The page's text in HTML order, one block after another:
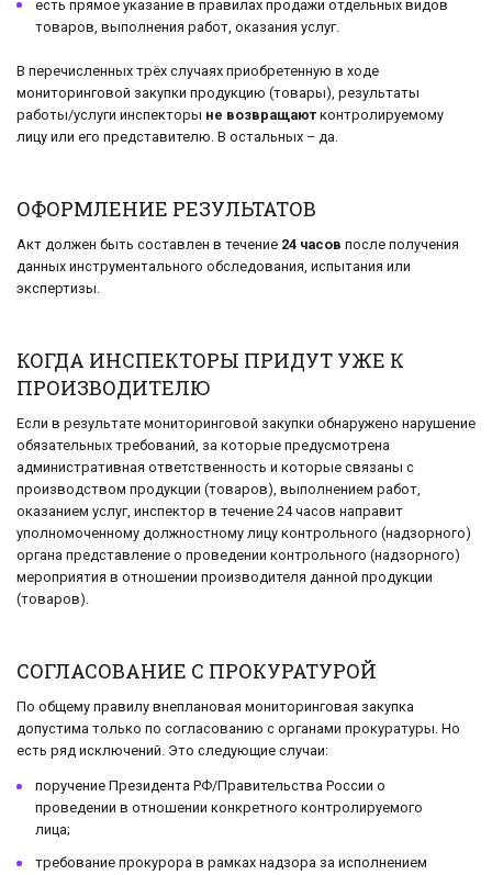
есть прямое указание в правилах продажи отдельных видов
товаров, выполнения работ, оказания услуг.
В перечисленных трёх случаях приобретенную в ходе
мониторинговой закупки продукцию (товары), результаты
работы/услуги инспекторы не возвращают контролируемому
лицу или его представителю. В остальных – да.
ОФОРМЛЕНИЕ РЕЗУЛЬТАТОВ
Акт должен быть составлен в течение 24 часов после получения
данных инструментального обследования, испытания или
экспертизы.
КОГДА ИНСПЕКТОРЫ ПРИДУТ УЖЕ К
ПРОИЗВОДИТЕЛЮ
Если в результате мониторинговой закупки обнаружено нарушение
обязательных требований, за которые предусмотрена
административная ответственность и которые связаны с
производством продукции (товаров), выполнением работ,
оказанием услуг, инспектор в течение 24 часов направит
уполномоченному должностному лицу контрольного (надзорного)
органа представление о проведении контрольного (надзорного)
мероприятия в отношении производителя данной продукции
(товаров).
СОГЛАСОВАНИЕ С ПРОКУРАТУРОЙ
По общему правилу внеплановая мониторинговая закупка
допустима только по согласованию с органами прокуратуры. Но
есть ряд исключений. Это следующие случаи:
поручение Президента РФ/Правительства России о
проведении в отношении конкретного контролируемого
лица;
требование прокурора в рамках надзора за исполнением